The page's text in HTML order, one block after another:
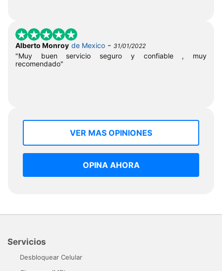
Alberto Monroy de Mexico - 31/01/2022
"Muy buen servicio seguro y confiable , muy
recomendado"
VER MAS OPINIONES
OPINA AHORA
Servicios
Desbloquear Celular